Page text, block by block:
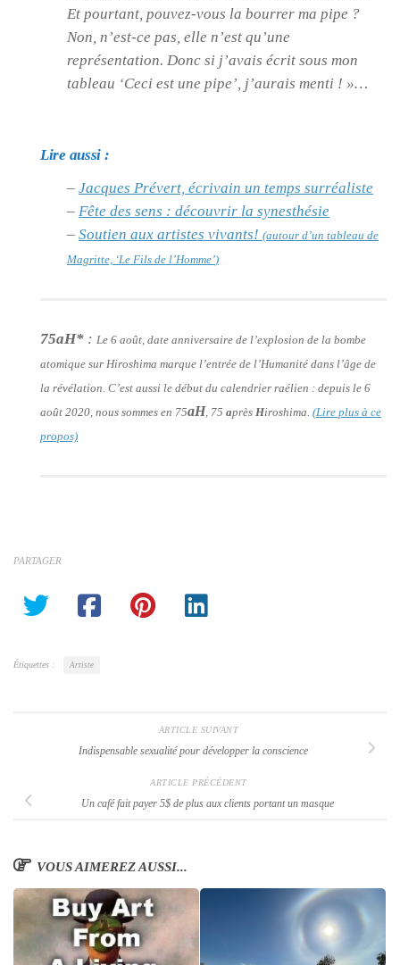
Et pourtant, pouvez-vous la bourrer ma pipe ?
Non, n’est-ce pas, elle n’est qu’une
représentation. Donc si j’avais écrit sous mon
tableau ‘Ceci est une pipe’, j’aurais menti ! »…
Lire aussi :
– Jacques Prévert, écrivain un temps surréaliste
– Fête des sens : découvrir la synesthésie
– Soutien aux artistes vivants! (autour d’un tableau de
Magritte, ‘Le Fils de l’Homme’)
75aH* : Le 6 août, date anniversaire de l’explosion de la bombe
atomique sur Hiroshima marque l’entrée de l’Humanité dans l’âge de
la révélation. C’est aussi le début du calendrier raélien : depuis le 6
août 2020, nous sommes en 75aH, 75 après Hiroshima. (Lire plus à ce
propos)
PARTAGER
Étiquettes : Artiste
ARTICLE SUIVANT
Indispensable sexualité pour développer la conscience
ARTICLE PRÉCÉDENT
Un café fait payer 5$ de plus aux clients portant un masque
VOUS AIMEREZ AUSSI...